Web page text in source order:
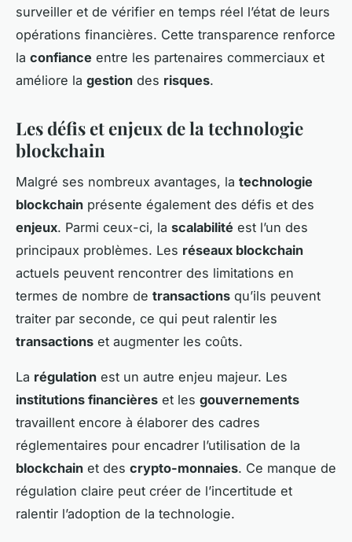
surveiller et de vérifier en temps réel l’état de leurs
opérations financières. Cette transparence renforce
la confiance entre les partenaires commerciaux et
améliore la gestion des risques.
Les défis et enjeux de la technologie
blockchain
Malgré ses nombreux avantages, la technologie
blockchain présente également des défis et des
enjeux. Parmi ceux-ci, la scalabilité est l’un des
principaux problèmes. Les réseaux blockchain
actuels peuvent rencontrer des limitations en
termes de nombre de transactions qu’ils peuvent
traiter par seconde, ce qui peut ralentir les
transactions et augmenter les coûts.
La régulation est un autre enjeu majeur. Les
institutions financières et les gouvernements
travaillent encore à élaborer des cadres
réglementaires pour encadrer l’utilisation de la
blockchain et des crypto-monnaies. Ce manque de
régulation claire peut créer de l’incertitude et
ralentir l’adoption de la technologie.